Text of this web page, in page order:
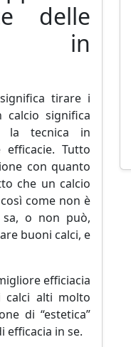
delle
in
tirare i
calcio significa
la tecnica in
Tutto
con quanto
che un calcio
come non è
o non può,
buoni calci, e
efficiacia
calci alti molto
di “estetica”
efficacia in se.